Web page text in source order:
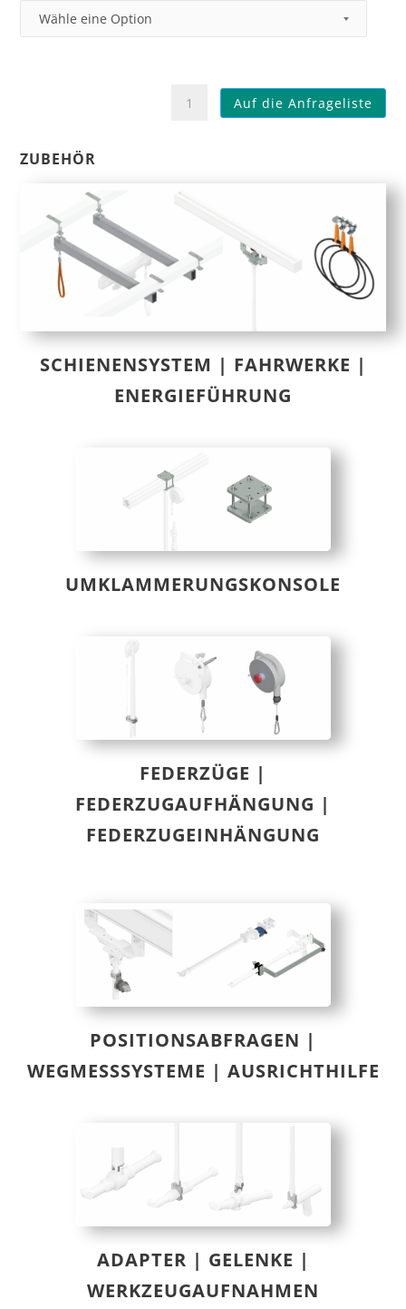
KranbrückeAuf die Anfrageliste
ZUBEHÖR
SCHIENENSYSTEM | FAHRWERKE |
ENERGIEFÜHRUNG
UMKLAMMERUNGSKONSOLE
FEDERZÜGE |
FEDERZUGAUFHÄNGUNG |
FEDERZUGEINHÄNGUNG
POSITIONSABFRAGEN |
WEGMESSSYSTEME | AUSRICHTHILFE
ADAPTER | GELENKE |
WERKZEUGAUFNAHMEN